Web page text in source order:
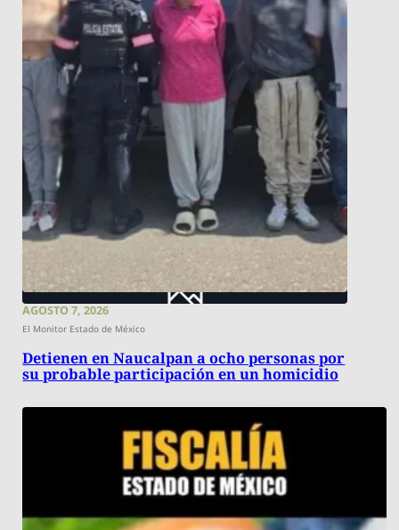
AGOSTO 7, 2026
El Monitor Estado de México
Detienen en Naucalpan a ocho personas por
su probable participación en un homicidio